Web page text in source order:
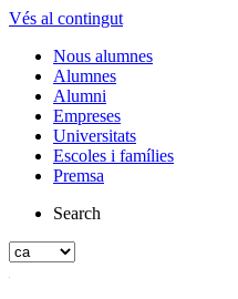
Vés al contingut
Nous alumnes
Alumnes
Alumni
Empreses
Universitats
Escoles i famílies
Premsa
Search